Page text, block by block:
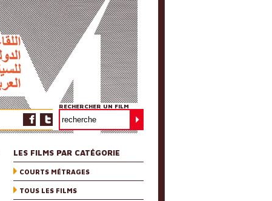
RECHERCHER UN FILM
LES FILMS PAR CATÉGORIE
COURTS MÉTRAGES
TOUS LES FILMS